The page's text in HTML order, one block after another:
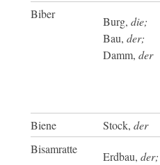
Biber
Burg, die;
Bau, der;
Damm, der
Biene
Stock, der
Bisamratte
Erdbau, der;